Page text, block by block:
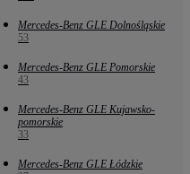
Mercedes-Benz GLE Dolnośląskie
53
Mercedes-Benz GLE Pomorskie
43
Mercedes-Benz GLE Kujawsko-
pomorskie
33
Mercedes-Benz GLE Łódzkie